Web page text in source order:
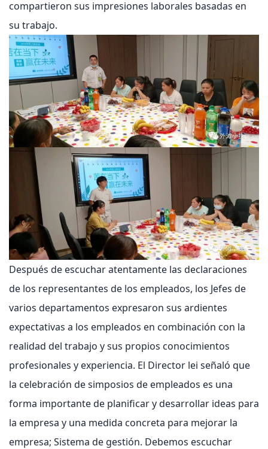
compartieron sus impresiones laborales basadas en
su trabajo.
Después de escuchar atentamente las declaraciones
de los representantes de los empleados, los Jefes de
varios departamentos expresaron sus ardientes
expectativas a los empleados en combinación con la
realidad del trabajo y sus propios conocimientos
profesionales y experiencia. El Director lei señaló que
la celebración de simposios de empleados es una
forma importante de planificar y desarrollar ideas para
la empresa y una medida concreta para mejorar la
empresa; Sistema de gestión. Debemos escuchar